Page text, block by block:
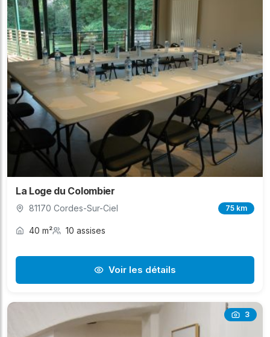
La Loge du Colombier
81170 Cordes-Sur-Ciel 75 km
40 m² 10 assises
Voir les détails
3